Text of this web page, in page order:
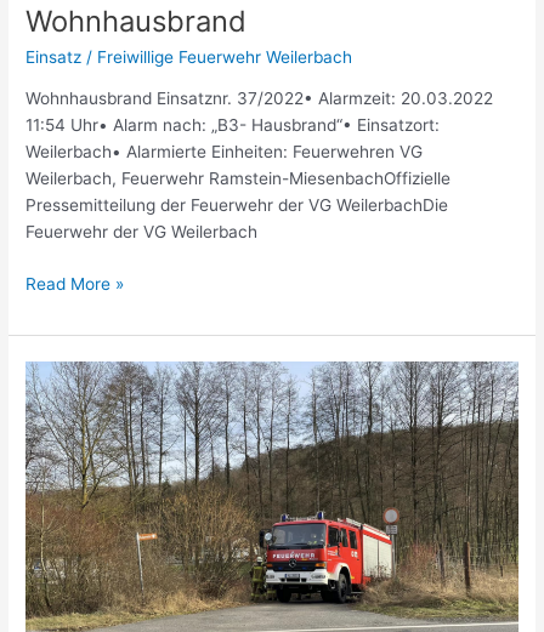
Wohnhausbrand
Einsatz / Freiwillige Feuerwehr Weilerbach
Wohnhausbrand Einsatznr. 37/2022• Alarmzeit: 20.03.2022
11:54 Uhr• Alarm nach: „B3- Hausbrand“• Einsatzort:
Weilerbach• Alarmierte Einheiten: Feuerwehren VG
Weilerbach, Feuerwehr Ramstein-MiesenbachOffizielle
Pressemitteilung der Feuerwehr der VG WeilerbachDie
Feuerwehr der VG Weilerbach
Read More »
Rauchentwicklung